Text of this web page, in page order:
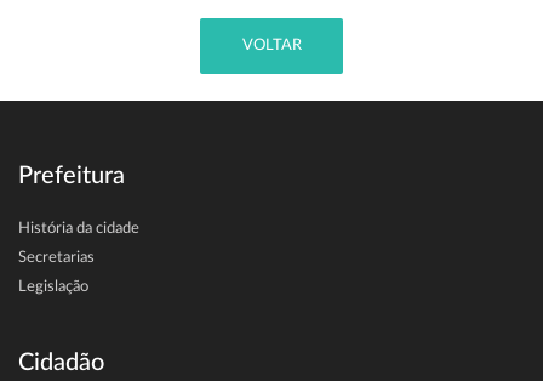
VOLTAR
Prefeitura
História da cidade
Secretarias
Legislação
Cidadão